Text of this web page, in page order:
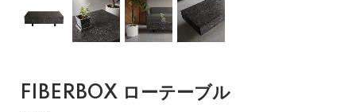
FIBERBOX ローテーブル